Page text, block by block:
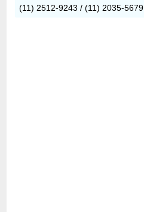
(11) 2512-9243 / (11) 2035-5679